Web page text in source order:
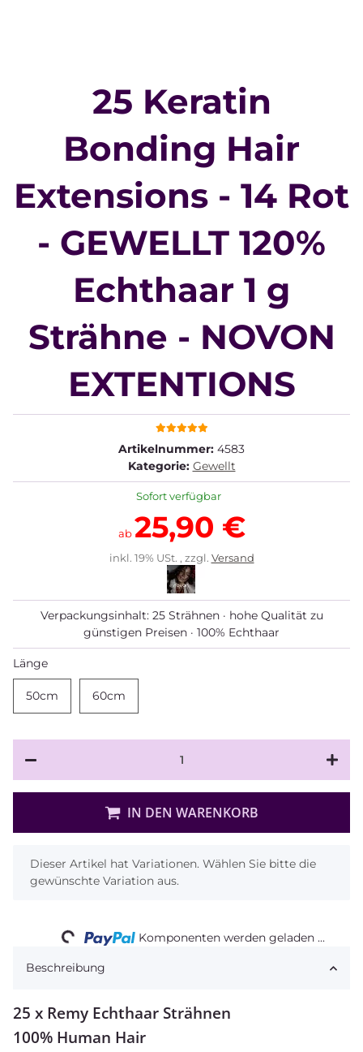
25 Keratin
Bonding Hair
Extensions - 14 Rot
- GEWELLT 120%
Echthaar 1 g
Strähne - NOVON
EXTENTIONS
Artikelnummer: 4583
Kategorie: Gewellt
Sofort verfügbar
ab25,90 €
inkl. 19% USt. , zzgl. Versand
Verpackungsinhalt: 25 Strähnen · hohe Qualität zu
günstigen Preisen · 100% Echthaar
Länge
50cm 50cm60cm
IN DEN WARENKORB
x
Dieser Artikel hat Variationen. Wählen Sie bitte die
gewünschte Variation aus.
Komponenten werden geladen ...
Beschreibung
25 x Remy Echthaar Strähnen
100% Human Hair